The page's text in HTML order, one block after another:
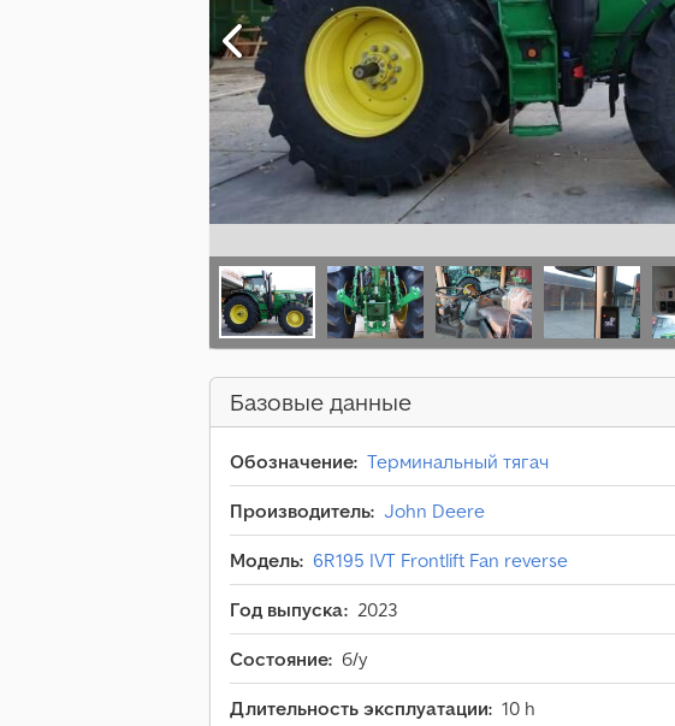
Базовые данные
Обозначение: Терминальный тягач
Производитель: John Deere
Модель: 6R195 IVT Frontlift Fan reverse
Год выпуска: 2023
Состояние: б/у
Длительность эксплуатации: 10 h